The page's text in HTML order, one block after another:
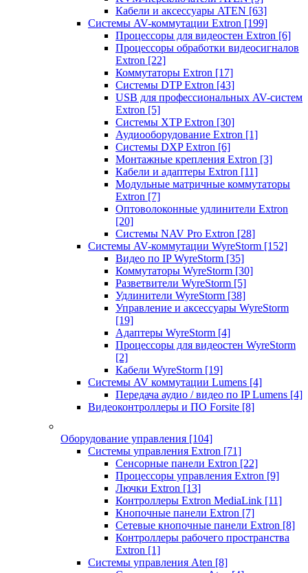
Кабели и аксессуары ATEN [63]
Системы AV-коммутации Extron [199]
Процессоры для видеостен Extron [6]
Процессоры обработки видеосигналов
Extron [22]
Коммутаторы Extron [17]
Системы DTP Extron [43]
USB для профессиональных AV-систем
Extron [5]
Системы XTP Extron [30]
Аудиооборудование Extron [1]
Системы DXP Extron [6]
Монтажные крепления Extron [3]
Кабели и адаптеры Extron [11]
Модульные матричные коммутаторы
Extron [7]
Оптоволоконные удлинители Extron
[20]
Системы NAV Pro Extron [28]
Системы AV-коммутации WyreStorm [152]
Видео по IP WyreStorm [35]
Коммутаторы WyreStorm [30]
Разветвители WyreStorm [5]
Удлинители WyreStorm [38]
Управление и аксессуары WyreStorm
[19]
Адаптеры WyreStorm [4]
Процессоры для видеостен WyreStorm
[2]
Кабели WyreStorm [19]
Системы AV коммутации Lumens [4]
Передача аудио / видео по IP Lumens [4]
Видеоконтроллеры и ПО Forsite [8]
Оборудование управления [104]
Системы управления Extron [71]
Сенсорные панели Extron [22]
Процессоры управления Extron [9]
Лючки Extron [13]
Контроллеры Extron MediaLink [11]
Кнопочные панели Extron [7]
Сетевые кнопочные панели Extron [8]
Контроллеры рабочего пространства
Extron [1]
Системы управления Aten [8]